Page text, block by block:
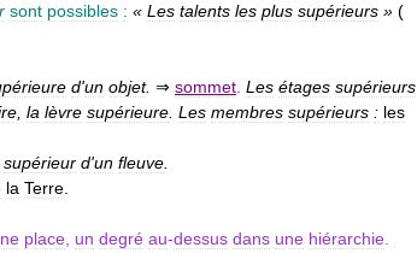
sont possibles : « Les talents les plus supérieurs » (
d'un objet. ⇒ sommet Les étages supérieurs
la lèvre supérieure Les membres supérieurs : les
supérieur d'un fleuve
la Terre
place un degré au-dessus dans une hiérarchie